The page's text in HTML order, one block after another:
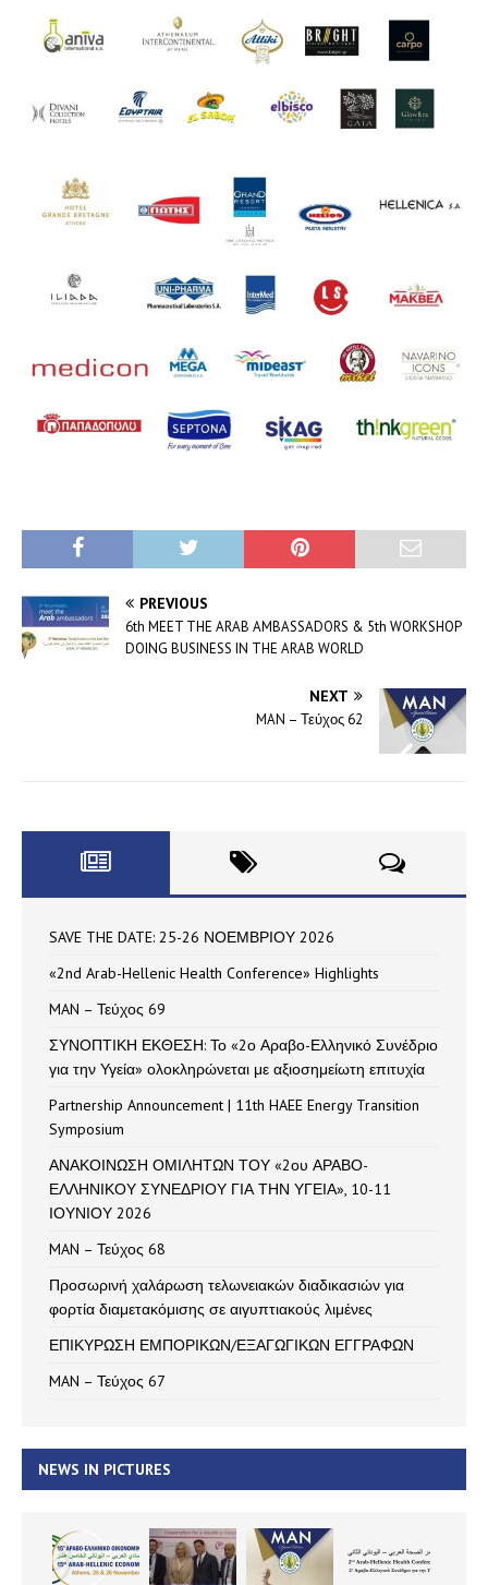
PREVIOUS
6th MEET THE ARAB AMBASSADORS & 5th WORKSHOP
DOING BUSINESS IN THE ARAB WORLD
NEXT
MAN – Τεύχος 62
SAVE THE DATE: 25-26 ΝΟΕΜΒΡΙΟΥ 2026
«2nd Arab-Hellenic Health Conference» Highlights
MAN – Τεύχος 69
ΣΥΝΟΠΤΙΚΗ ΕΚΘΕΣΗ: Το «2ο Αραβο-Ελληνικό Συνέδριο
για την Υγεία» ολοκληρώνεται με αξιοσημείωτη επιτυχία
Partnership Announcement | 11th HAEE Energy Transition
Symposium
ΑΝΑΚΟΙΝΩΣΗ ΟΜΙΛΗΤΩΝ ΤΟΥ «2ου ΑΡΑΒΟ-
ΕΛΛΗΝΙΚΟΥ ΣΥΝΕΔΡΙΟΥ ΓΙΑ ΤΗΝ ΥΓΕΙΑ», 10-11
ΙΟΥΝΙΟΥ 2026
MAN – Τεύχος 68
Προσωρινή χαλάρωση τελωνειακών διαδικασιών για
φορτία διαμετακόμισης σε αιγυπτιακούς λιμένες
ΕΠΙΚΥΡΩΣΗ ΕΜΠΟΡΙΚΩΝ/ΕΞΑΓΩΓΙΚΩΝ ΕΓΓΡΑΦΩΝ
MAN – Τεύχος 67
NEWS IN PICTURES